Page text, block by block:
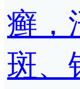
癣，
斑、